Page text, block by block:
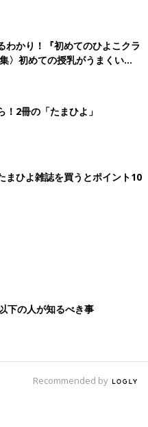
わかり！『初めてのひよこクラ
〉初めての授乳がうまくい
の基本と夏のトラブル 解決テ
2冊の「たまひよ」
まひよ雑誌を買うとポイント10
下の人が知るべき事
Recommended by